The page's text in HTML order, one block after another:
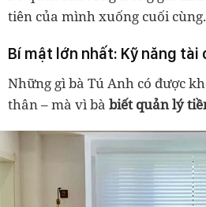
tiên của mình xuống cuối cùng.
Bí mật lớn nhất: Kỹ năng tài
Những gì bà Tú Anh có được
thân – mà vì bà biết quản lý